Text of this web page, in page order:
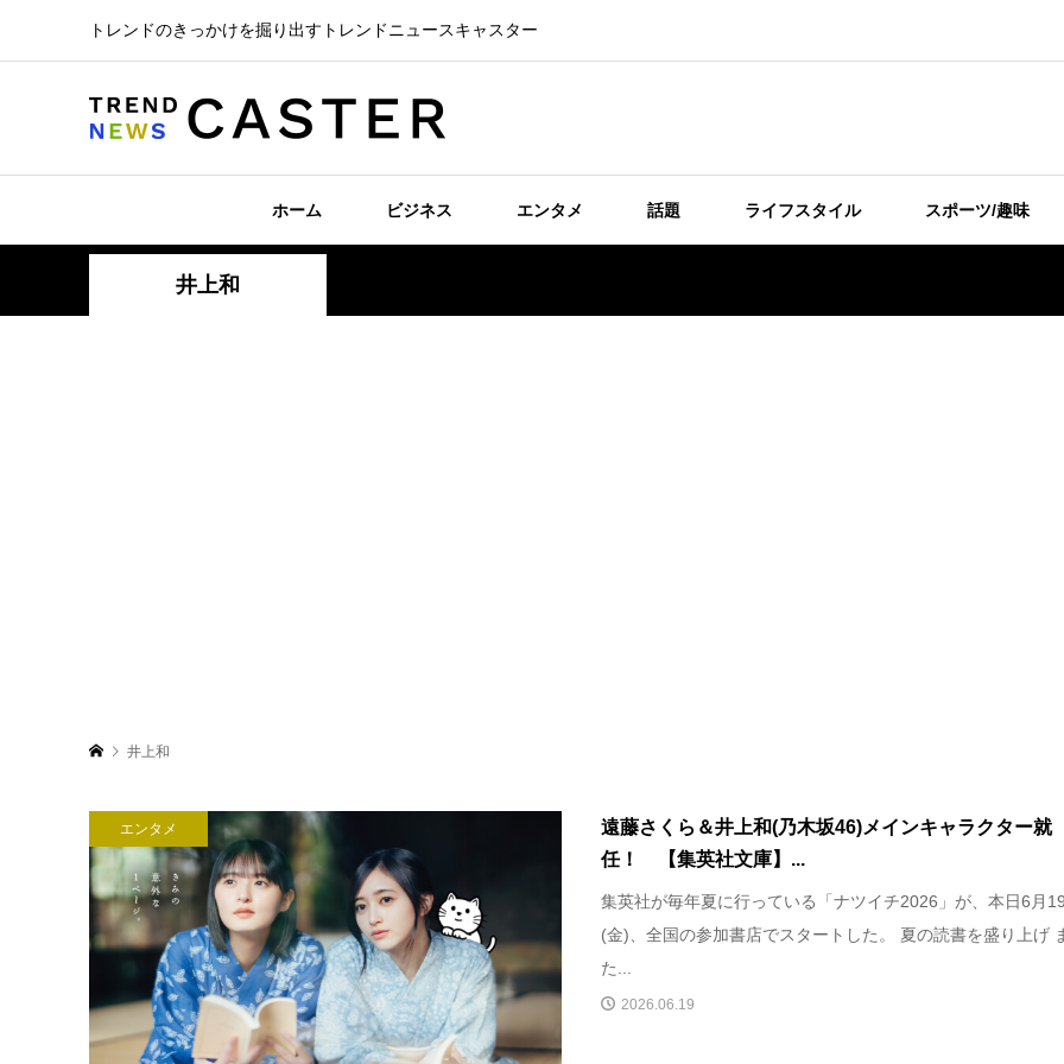
トレンドのきっかけを掘り出すトレンドニュースキャスター
ホーム ビジネス エンタメ 話題 ライフスタイル スポーツ/趣味
井上和
井上和
エンタメ
遠藤さくら＆井上和(乃木坂46)メインキャラクター就
任！ 【集英社文庫】...
集英社が毎年夏に行っている「ナツイチ2026」が、本日6月
(金)、全国の参加書店でスタートした。 夏の読書を盛り上げ
た...
2026.06.19